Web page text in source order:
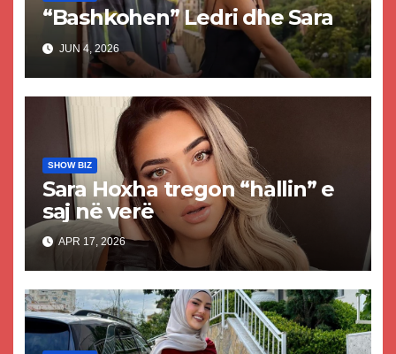
“Bashkohen” Ledri dhe Sara
JUN 4, 2026
SHOW BIZ
Sara Hoxha tregon “hallin” e
saj në verë
APR 17, 2026